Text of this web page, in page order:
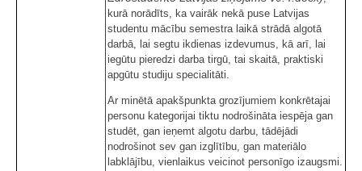
kurā norādīts, ka vairāk nekā puse Latvijas
studentu mācību semestra laikā strādā algotā
darbā, lai segtu ikdienas izdevumus, kā arī, lai
iegūtu pieredzi darba tirgū, tai skaitā, praktiski
apgūtu studiju specialitāti.
Ar minētā apakšpunkta grozījumiem konkrētajai
personu kategorijai tiktu nodrošināta iespēja gan
studēt, gan ieņemt algotu darbu, tādējādi
nodrošinot sev gan izglītību, gan materiālo
labklājību, vienlaikus veicinot personīgo izaugsmi.